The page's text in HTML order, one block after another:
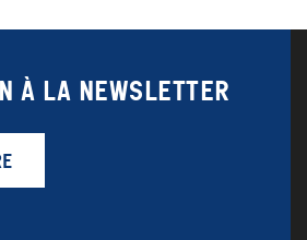
à la newsletter